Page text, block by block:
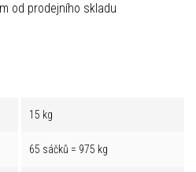
od prodejního skladu
15 kg
65 sáčků = 975 kg